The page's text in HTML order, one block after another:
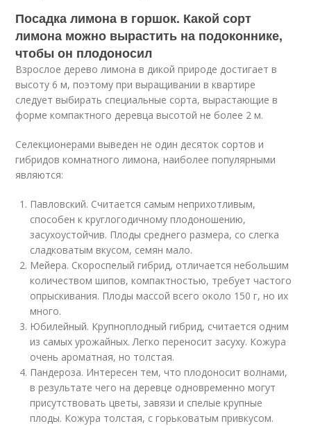
Посадка лимона в горшок. Какой сорт
лимона можно вырастить на подоконнике,
чтобы он плодоносил
Взрослое дерево лимона в дикой природе достигает в
высоту 6 м, поэтому при выращивании в квартире
следует выбирать специальные сорта, вырастающие в
форме компактного деревца высотой не более 2 м.
Селекционерами выведен не один десяток сортов и
гибридов комнатного лимона, наиболее популярными
являются:
Павловский. Считается самым неприхотливым,
способен к круглогодичному плодоношению,
засухоустойчив. Плоды среднего размера, со слегка
сладковатым вкусом, семян мало.
Мейера. Скороспелый гибрид, отличается небольшим
количеством шипов, компактностью, требует частого
опрыскивания. Плоды массой всего около 150 г, но их
много.
Юбилейный. Крупноплодный гибрид, считается одним
из самых урожайных. Легко переносит засуху. Кожура
очень ароматная, но толстая.
Пандероза. Интересен тем, что плодоносит волнами,
в результате чего на деревце одновременно могут
присутствовать цветы, завязи и спелые крупные
плоды. Кожура толстая, с горьковатым привкусом.